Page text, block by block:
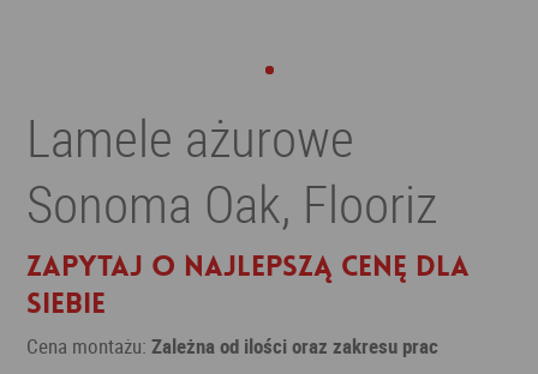
Lamele ażurowe
Sonoma Oak, Flooriz
Zapytaj o najlepszą cenę dla
siebie
Cena montażu:Zależna od ilości oraz zakresu prac